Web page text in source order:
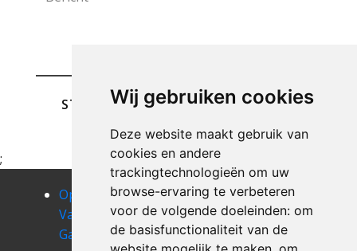
Wij gebruiken cookies
Deze website maakt gebruik van
cookies en andere
trackingtechnologieën om uw
browse-ervaring te verbeteren
voor de volgende doeleinden: om
de basisfunctionaliteit van de
STUREN
;
Opruimen
Van Uw
Garage
Opruimen
Van Uw
Garage
Opruimen
Van Uw
Garage ans